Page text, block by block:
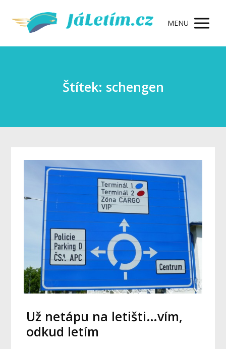
MENU
Štítek: schengen
Už netápu na letišti…vím,
odkud letím